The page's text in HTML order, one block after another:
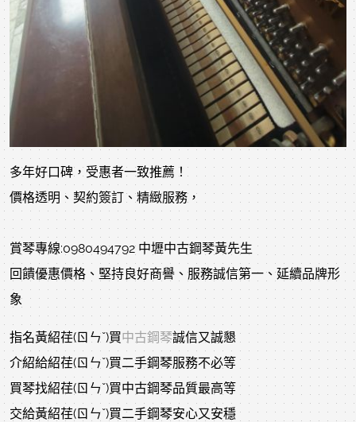
多年好口碑，受惠者一致推薦！
價格透明、契約簽訂、精緻服務，
賞琴專線:0980494792 中壢中古鋼琴黃先生
回饋優惠價格、堅持良好商譽、服務誠信第一、延續品牌形
象
指名黃紹荏(ㄖㄣˇ)買中古鋼琴誠信又誠懇
介紹給紹荏(ㄖㄣˇ)買二手鋼琴服務不必等
買琴找紹荏(ㄖㄣˇ)買中古鋼琴品質最高等
交給黃紹荏(ㄖㄣˇ)買二手鋼琴安心又安穩